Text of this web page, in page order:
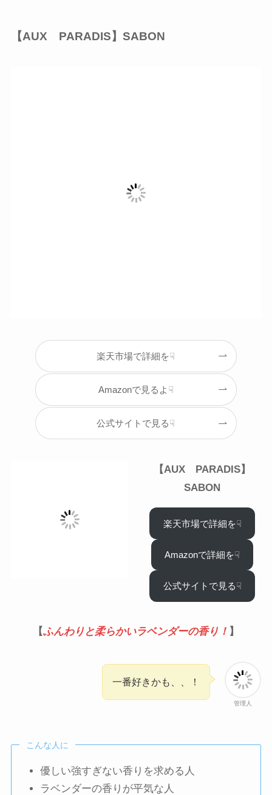
【AUX PARADIS】SABON
楽天市場で詳細を☟
Amazonで見るよ☟
公式サイトで見る☟
【AUX PARADIS】
SABON
楽天市場で詳細を☟
Amazonで詳細を☟
公式サイトで見る☟
【ふんわりと柔らかいラベンダーの香り！ 】
管理人
一番好きかも、、！
こんな人に
優しい強すぎない香りを求める人
ラベンダーの香りが平気な人